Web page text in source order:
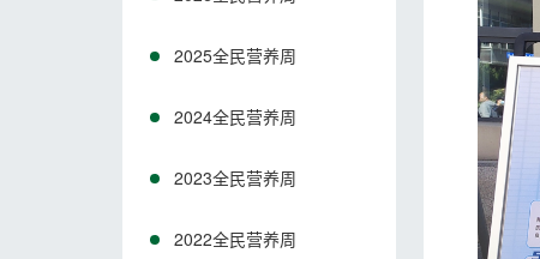
2025全民营养周
2024全民营养周
2023全民营养周
2022全民营养周